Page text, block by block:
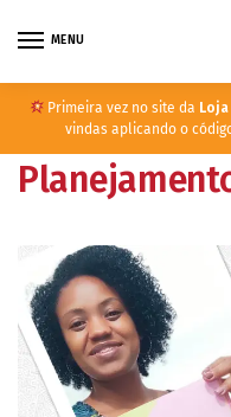
MENU
Primeira vez no site da Loja
vindas aplicando o